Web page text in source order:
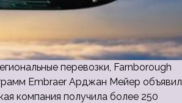
перевозки, Farnborough
Embraer Арджан Мейер объявил
компания получила более 250